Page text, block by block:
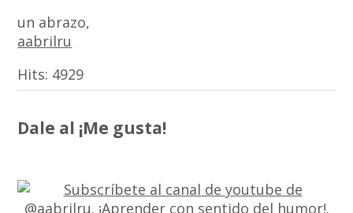
un abrazo,
aabrilru
Hits: 4929
Dale al ¡Me gusta!